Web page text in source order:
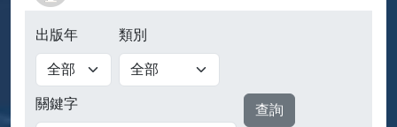
出版年 類別
關鍵字 查詢